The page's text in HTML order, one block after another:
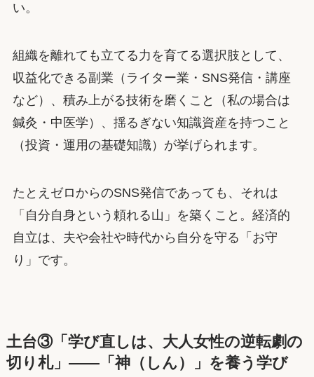
い。
組織を離れても立てる力を育てる選択肢として、
収益化できる副業（ライター業・SNS発信・講座
など）、積み上がる技術を磨くこと（私の場合は
鍼灸・中医学）、揺るぎない知識資産を持つこと
（投資・運用の基礎知識）が挙げられます。
たとえゼロからのSNS発信であっても、それは
「自分自身という頼れる山」を築くこと。経済的
自立は、夫や会社や時代から自分を守る「お守
り」です。
土台③「学び直しは、大人女性の逆転劇の
切り札」——「神（しん）」を養う学び